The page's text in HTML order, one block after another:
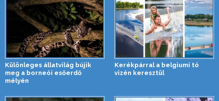
Különleges állatvilág bújik
meg a borneói esőerdő
mélyén
Kerékpárral a belgiumi tó
vizén keresztül